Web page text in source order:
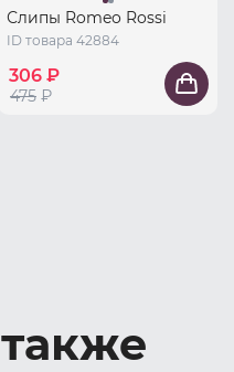
Слипы Romeo Rossi
ID товара 42884
306 ₽
475 ₽